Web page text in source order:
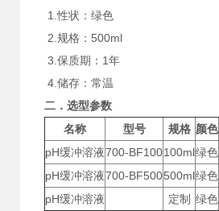
1.性状：绿色
2.规格：500ml
3.保质期：1年
4.储存：常温
二．选型参数
名称
型号 规格 颜色
pH缓冲溶液700-BF100100ml绿色
pH缓冲溶液700-BF500500ml绿色
pH缓冲溶液
定制 绿色